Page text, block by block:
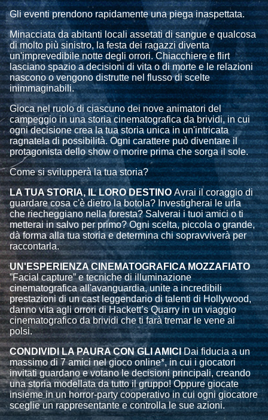
Gli eventi prendono rapidamente una piega inaspettata.
Minacciata da abitanti locali assetati di sangue e qualcosa
di molto più sinistro, la festa dei ragazzi diventa
un'imprevedibile notte degli orrori. Chiacchiere e flirt
lasciano spazio a decisioni di vita o di morte e le relazioni
nascono o vengono distrutte nel flusso di scelte
inimmaginabili.
Gioca nel ruolo di ciascuno dei nove animatori del
campeggio in una storia cinematografica da brividi, in cui
ogni decisione crea la tua storia unica in un'intricata
ragnatela di possibilità. Ogni carattere può diventare il
protagonista dello show o morire prima che sorga il sole.
Come si svilupperà la tua storia?
LA TUA STORIA, IL LORO DESTINOAvrai il coraggio di
guardare cosa c'è dietro la botola? Investigherai le urla
che riecheggiano nella foresta? Salverai i tuoi amici o ti
metterai in salvo per primo? Ogni scelta, piccola o grande,
dà forma alla tua storia e determina chi sopravviverà per
raccontarla.
UN'ESPERIENZA CINEMATOGRAFICA MOZZAFIATO
”Facial capture” e tecniche di illuminazione
cinematografica all'avanguardia, unite a incredibili
prestazioni di un cast leggendario di talenti di Hollywood,
danno vita agli orrori di Hackett’s Quarry in un viaggio
cinematografico da brividi che ti farà tremar le vene ai
polsi.
CONDIVIDI LA PAURA CON GLI AMICIDai fiducia a un
massimo di 7 amici nel gioco online*, in cui i giocatori
invitati guardano e votano le decisioni principali, creando
una storia modellata da tutto il gruppo! Oppure giocate
insieme in un horror-party cooperativo in cui ogni giocatore
sceglie un rappresentante e controlla le sue azioni.